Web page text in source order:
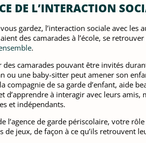
DE L’INTERACTION
gardez, l’interaction sociale avec
des camarades à l’école, se
.
des camarades pouvant être invités
ou une baby-sitter peut amener son
compagnie de sa garde d’enfant, aide
d’apprendre à interagir avec leurs
et indépendants.
l’agence de garde périscolaire, votre
de jeux, de façon à ce qu’ils retrouvent